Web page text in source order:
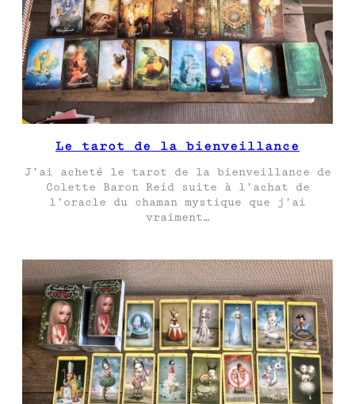
Le tarot de la bienveillance
J’ai acheté le tarot de la bienveillance de
Colette Baron Reid suite à l’achat de
l’oracle du chaman mystique que j’ai
vraiment…